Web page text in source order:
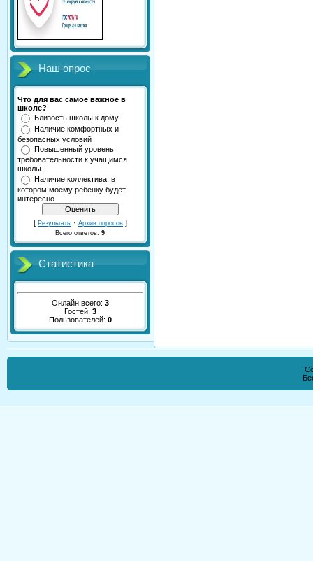
Наш опрос
Что для вас самое важное в
школе?
Близость школы к дому
Наличие комфортных и
безопасных условий
Повышенный уровень
требовательности к учащимся
школы
Наличие коллектива, в
котором моему ребенку будет
интересно
[ Результаты · Архив опросов ]
Всего ответов:9
Статистика
Онлайн всего: 3
Гостей: 3
Пользователей: 0